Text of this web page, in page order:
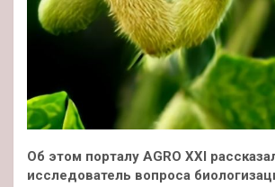
Об этом порталу AGRO XXI
исследователь вопроса